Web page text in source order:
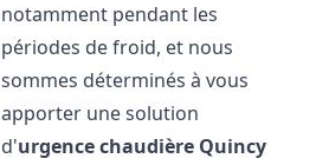
notamment pendant les
périodes de froid, et nous
sommes déterminés à vous
apporter une solution
d'urgence chaudière Quincy